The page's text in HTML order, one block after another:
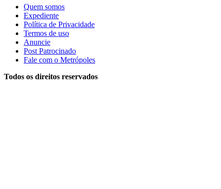
Quem somos
Expediente
Política de Privacidade
Termos de uso
Anuncie
Post Patrocinado
Fale com o Metrópoles
Todos os direitos reservados